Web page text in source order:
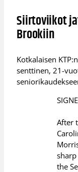
Siirtoviikot
Brookiin
Kotkalaisen
senttinen, 21-
After
the